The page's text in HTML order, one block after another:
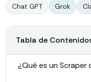
Chat GPT Grok
Tabla de
¿Qué es un Scraper